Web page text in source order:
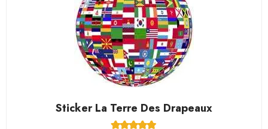
Sticker La Terre Des Drapeaux